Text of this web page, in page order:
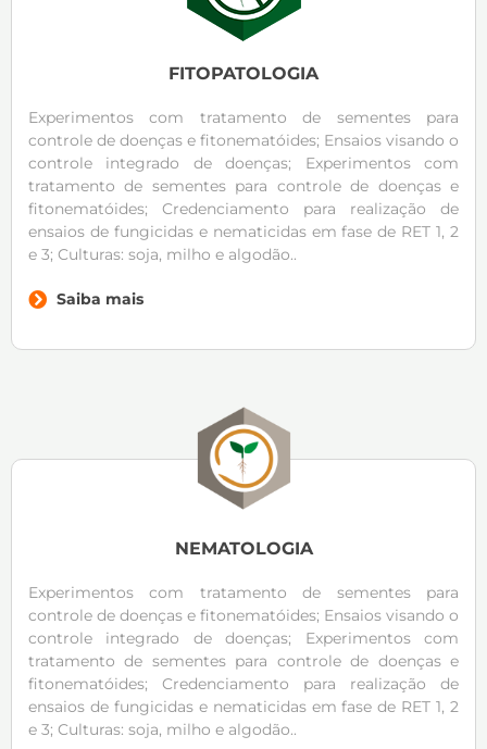
FITOPATOLOGIA
Experimentos com tratamento de sementes para
controle de doenças e fitonematóides; Ensaios visando o
controle integrado de doenças; Experimentos com
tratamento de sementes para controle de doenças e
fitonematóides; Credenciamento para realização de
ensaios de fungicidas e nematicidas em fase de RET 1, 2
e 3; Culturas: soja, milho e algodão..
Saiba mais
NEMATOLOGIA
Experimentos com tratamento de sementes para
controle de doenças e fitonematóides; Ensaios visando o
controle integrado de doenças; Experimentos com
tratamento de sementes para controle de doenças e
fitonematóides; Credenciamento para realização de
ensaios de fungicidas e nematicidas em fase de RET 1, 2
e 3; Culturas: soja, milho e algodão..